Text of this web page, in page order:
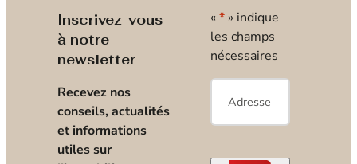
Inscrivez-vous
à notre
newsletter
Recevez nos
conseils, actualités
et informations
utiles sur
« * » indique
les champs
nécessaires
E-
mail*